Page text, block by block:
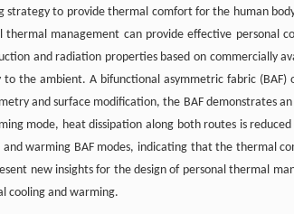
strategy to provide thermal comfort for the human
management can provide effective personal
and radiation properties based on commercially
the ambient. A bifunctional asymmetric fabric
and surface modification, the BAF demonstrates
mode, heat dissipation along both routes is
warming BAF modes, indicating that the thermal
new insights for the design of personal thermal
cooling and warming.